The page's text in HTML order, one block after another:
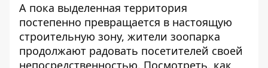
А пока выделенная территория
постепенно превращается в настоящую
строительную зону, жители зоопарка
продолжают радовать посетителей своей
непосредственностью. Посмотреть, как